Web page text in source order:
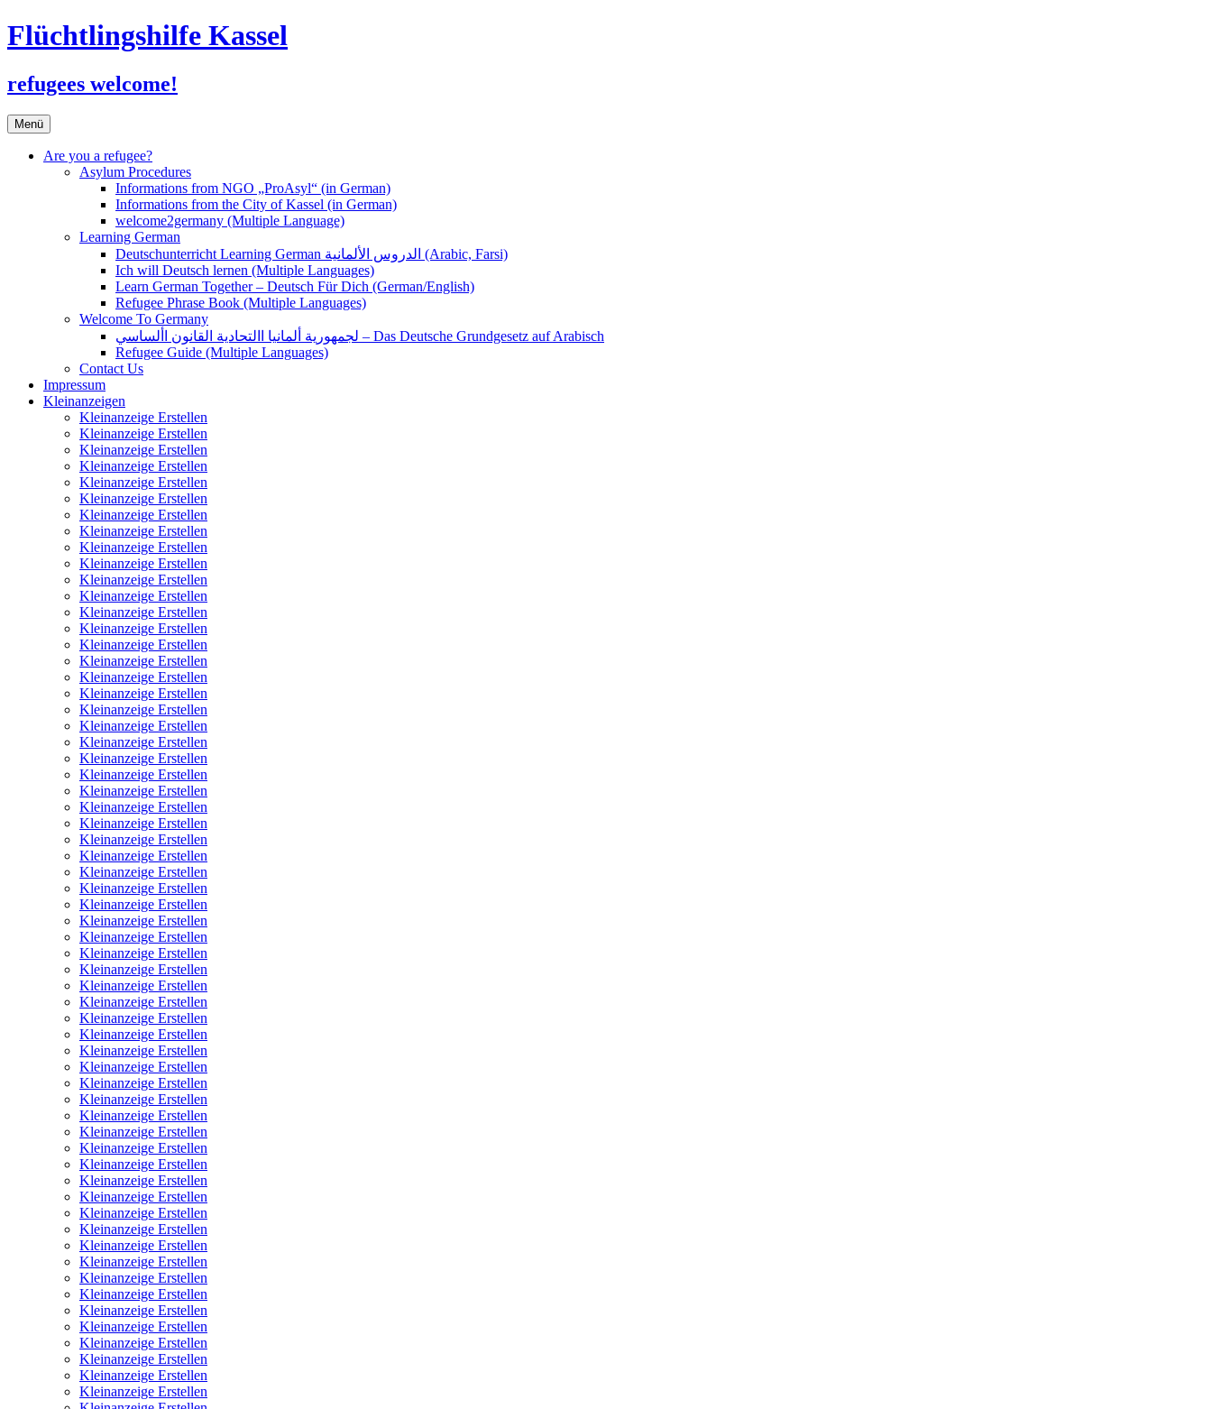
Flüchtlingshilfe Kassel
refugees welcome!
Menü Zum
Inhalt
springen
Are you a refugee?
Asylum Procedures
Informations from NGO „ProAsyl“ (in German)
Informations from the City of Kassel (in German)
welcome2germany (Multiple Language)
Learning German
Deutschunterricht Learning German الدروس الألمانية (Arabic, Farsi)
Ich will Deutsch lernen (Multiple Languages)
Learn German Together – Deutsch Für Dich (German/English)
Refugee Phrase Book (Multiple Languages)
Welcome To Germany
لجمهورية ألمانيا االتحادية القانون األساسي – Das Deutsche Grundgesetz auf Arabisch
Refugee Guide (Multiple Languages)
Contact Us
Impressum
Kleinanzeigen
Kleinanzeige Erstellen
Kleinanzeige Erstellen
Kleinanzeige Erstellen
Kleinanzeige Erstellen
Kleinanzeige Erstellen
Kleinanzeige Erstellen
Kleinanzeige Erstellen
Kleinanzeige Erstellen
Kleinanzeige Erstellen
Kleinanzeige Erstellen
Kleinanzeige Erstellen
Kleinanzeige Erstellen
Kleinanzeige Erstellen
Kleinanzeige Erstellen
Kleinanzeige Erstellen
Kleinanzeige Erstellen
Kleinanzeige Erstellen
Kleinanzeige Erstellen
Kleinanzeige Erstellen
Kleinanzeige Erstellen
Kleinanzeige Erstellen
Kleinanzeige Erstellen
Kleinanzeige Erstellen
Kleinanzeige Erstellen
Kleinanzeige Erstellen
Kleinanzeige Erstellen
Kleinanzeige Erstellen
Kleinanzeige Erstellen
Kleinanzeige Erstellen
Kleinanzeige Erstellen
Kleinanzeige Erstellen
Kleinanzeige Erstellen
Kleinanzeige Erstellen
Kleinanzeige Erstellen
Kleinanzeige Erstellen
Kleinanzeige Erstellen
Kleinanzeige Erstellen
Kleinanzeige Erstellen
Kleinanzeige Erstellen
Kleinanzeige Erstellen
Kleinanzeige Erstellen
Kleinanzeige Erstellen
Kleinanzeige Erstellen
Kleinanzeige Erstellen
Kleinanzeige Erstellen
Kleinanzeige Erstellen
Kleinanzeige Erstellen
Kleinanzeige Erstellen
Kleinanzeige Erstellen
Kleinanzeige Erstellen
Kleinanzeige Erstellen
Kleinanzeige Erstellen
Kleinanzeige Erstellen
Kleinanzeige Erstellen
Kleinanzeige Erstellen
Kleinanzeige Erstellen
Kleinanzeige Erstellen
Kleinanzeige Erstellen
Kleinanzeige Erstellen
Kleinanzeige Erstellen
Kleinanzeige Erstellen